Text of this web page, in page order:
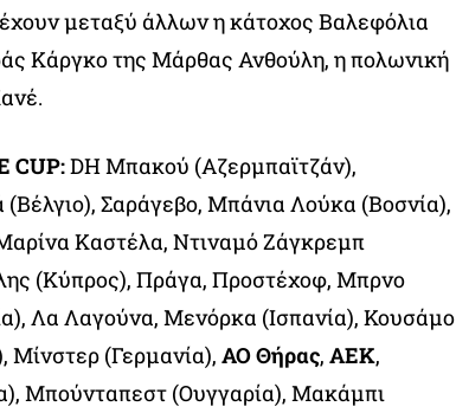
μεταξύ άλλων η κάτοχος Βαλεφόλια
Κάργκο της Μάρθας Ανθούλη, η πολωνική
CUP:DH Μπακού (Αζερμπαϊτζάν),
Σαράγεβο, Μπάνια Λούκα (Βοσνία),
Καστέλα, Ντιναμό Ζάγκρεμπ
(Κύπρος), Πράγα, Προστέχοφ, Μπρνο
Λα Λαγούνα, Μενόρκα (Ισπανία), Κουσάμο
Μίνστερ (Γερμανία), ΑΟ Θήρας, ΑΕΚ,
Μπούνταπεστ (Ουγγαρία), Μακάμπι